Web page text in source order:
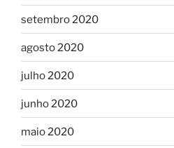
setembro 2020
agosto 2020
julho 2020
junho 2020
maio 2020